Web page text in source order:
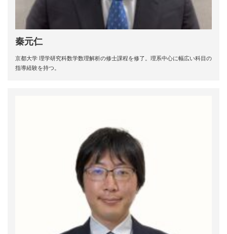
秦元仁
京都大学 理学研究科数学数理解析の修士課程を修了。理系中心に幅広い科目の
指導経験を持つ。